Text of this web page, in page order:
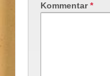
Kommentar*